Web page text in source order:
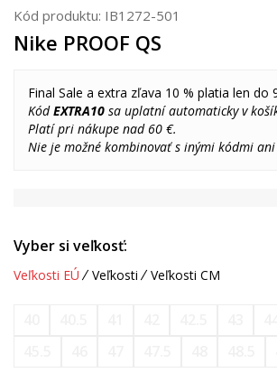
Kód produktu: IB1272-501
Nike PROOF QS
Final Sale a extra zľava 10 % platia len do
KódEXTRA10 sa uplatní automaticky v
Platí pri nákupe nad 60 €.
Nie je možné kombinovať s inými kódmi ani
Vyber si veľkosť:
Veľkosti EÚ Veľkosti Veľkosti CM